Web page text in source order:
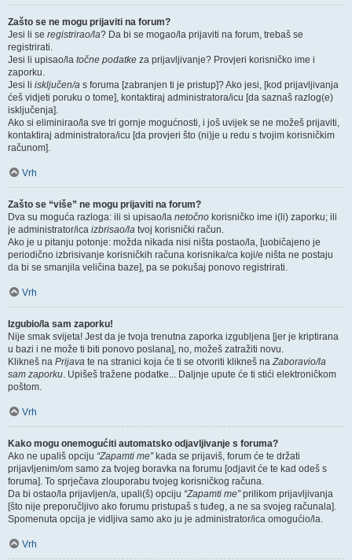
Zašto se ne mogu prijaviti na forum?
Jesi li se registrirao/la? Da bi se mogao/la prijaviti na forum, trebaš se
registrirati.
Jesi li upisao/la točne podatke za prijavljivanje? Provjeri korisničko ime i
zaporku.
Jesi li isključen/a s foruma [zabranjen ti je pristup]? Ako jesi, [kod prijavljivanja
ćeš vidjeti poruku o tome], kontaktiraj administratora/icu [da saznaš razlog(e)
isključenja].
Ako si eliminirao/la sve tri gornje mogućnosti, i još uvijek se ne možeš prijaviti,
kontaktiraj administratora/icu [da provjeri što (ni)je u redu s tvojim korisničkim
računom].
Vrh
Zašto se “više” ne mogu prijaviti na forum?
Dva su moguća razloga: ili si upisao/la netočno korisničko ime i(li) zaporku; ili
je administrator/ica izbrisao/la tvoj korisnički račun.
Ako je u pitanju potonje: možda nikada nisi ništa postao/la, [uobičajeno je
periodično izbrisivanje korisničkih računa korisnika/ca koji/e ništa ne postaju
da bi se smanjila veličina baze], pa se pokušaj ponovo registrirati.
Vrh
Izgubio/la sam zaporku!
Nije smak svijeta! Jest da je tvoja trenutna zaporka izgubljena [jer je kriptirana
u bazi i ne može ti biti ponovo poslana], no, možeš zatražiti novu.
Klikneš na Prijava te na stranici koja će ti se otvoriti klikneš naZaboravio/la
sam zaporku. Upišeš tražene podatke... Daljnje upute će ti stići elektroničkom
poštom.
Vrh
Kako mogu onemogućiti automatsko odjavljivanje s foruma?
Ako ne upališ opciju “Zapamti me”kada se prijaviš, forum će te držati
prijavljenim/om samo za tvojeg boravka na forumu [odjavit će te kad odeš s
foruma]. To sprječava zlouporabu tvojeg korisničkog računa.
Da bi ostao/la prijavljen/a, upali(š) opciju “Zapamti me”prilikom prijavljivanja
[što nije preporučljivo ako forumu pristupaš s tuđeg, a ne sa svojeg računala].
Spomenuta opcija je vidljiva samo ako ju je administrator/ica omogućio/la.
Vrh